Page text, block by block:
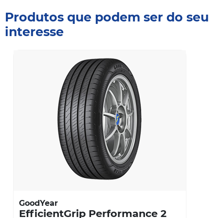
Produtos que podem ser do seu
interesse
GoodYear
EfficientGrip Performance 2